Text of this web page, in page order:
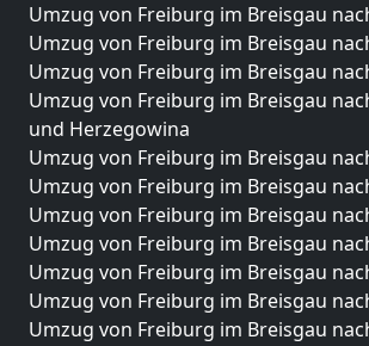
Umzug von Freiburg im Breisgau
Umzug von Freiburg im Breisgau
Umzug von Freiburg im Breisgau
Umzug von Freiburg im Breisgau
und Herzegowina
Umzug von Freiburg im Breisgau
Umzug von Freiburg im Breisgau
Umzug von Freiburg im Breisgau
Umzug von Freiburg im Breisgau
Umzug von Freiburg im Breisgau
Umzug von Freiburg im Breisgau
Umzug von Freiburg im Breisgau